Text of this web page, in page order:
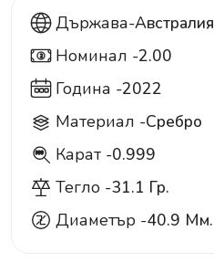
Държава-Австралия
2 Номинал -2.00
Година -2022
Материал -Сребро
999 Карат -0.999
Тегло -31.1 Гр.
Диаметър -40.9 Мм.